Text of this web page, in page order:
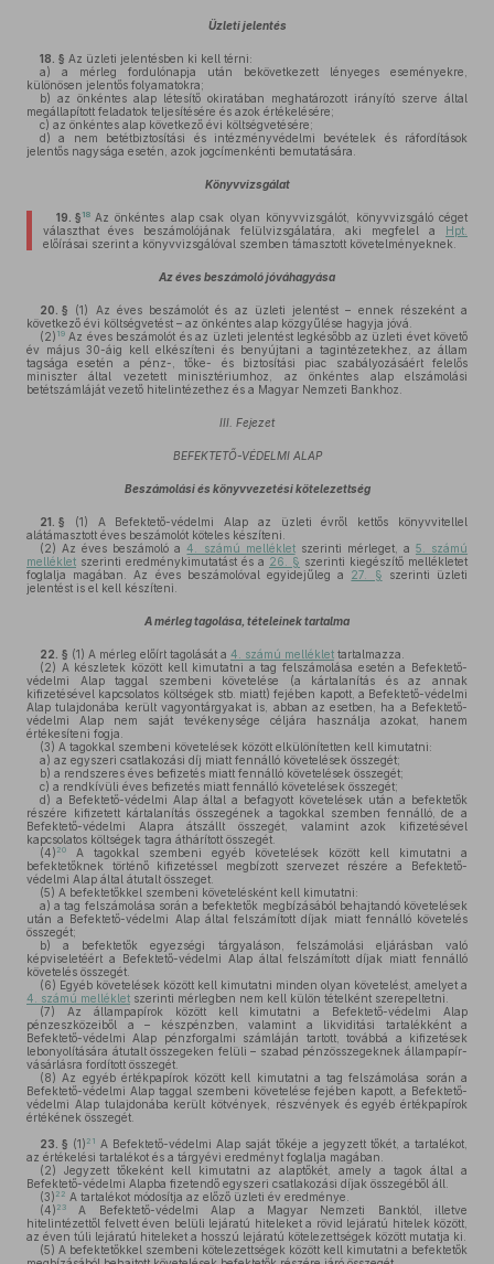
Üzleti jelentés
18. § Az üzleti jelentésben ki kell térni:
a) a mérleg fordulónapja után bekövetkezett lényeges eseményekre,
különösen jelentős folyamatokra;
b) az önkéntes alap létesítő okiratában meghatározott irányító szerve által
megállapított feladatok teljesítésére és azok értékelésére;
c) az önkéntes alap következő évi költségvetésére;
d) a nem betétbiztosítási és intézményvédelmi bevételek és ráfordítások
jelentős nagysága esetén, azok jogcímenkénti bemutatására.
Könyvvizsgálat
19. § 18 Az önkéntes alap csak olyan könyvvizsgálót, könyvvizsgáló céget
választhat éves beszámolójának felülvizsgálatára, aki megfelel a Hpt.
előírásai szerint a könyvvizsgálóval szemben támasztott követelményeknek.
Az éves beszámoló jóváhagyása
20. § (1)
Az éves beszámolót és az üzleti jelentést – ennek részeként a
következő évi költségvetést – az önkéntes alap közgyűlése hagyja jóvá.
(2) 19 Az éves beszámolót és az üzleti jelentést legkésőbb az üzleti évet követő
év május 30-áig kell elkészíteni és benyújtani a tagintézetekhez, az állam
tagsága esetén a pénz-, tőke- és biztosítási piac szabályozásáért felelős
miniszter által vezetett minisztériumhoz, az önkéntes alap elszámolási
betétszámláját vezető hitelintézethez és a Magyar Nemzeti Bankhoz.
III. Fejezet
BEFEKTETŐ-VÉDELMI ALAP
Beszámolási és könyvvezetési kötelezettség
21. § (1) A Befektető-védelmi Alap az üzleti évről kettős könyvvitellel
alátámasztott éves beszámolót köteles készíteni.
(2) Az éves beszámoló a4. számú mellékletszerinti mérleget, a 5. számú
melléklet szerinti eredménykimutatást és a 26. § szerinti kiegészítő mellékletet
foglalja magában. Az éves beszámolóval egyidejűleg a 27. § szerinti üzleti
jelentést is el kell készíteni.
A mérleg tagolása, tételeinek tartalma
22. § (1) A mérleg előírt tagolását a 4. számú melléklet tartalmazza.
(2) A készletek között kell kimutatni a tag felszámolása esetén a Befektető-
védelmi Alap taggal szembeni követelése (a kártalanítás és az annak
kifizetésével kapcsolatos költségek stb. miatt) fejében kapott, a Befektető-védelmi
Alap tulajdonába került vagyontárgyakat is, abban az esetben, ha a Befektető-
védelmi Alap nem saját tevékenysége céljára használja azokat, hanem
értékesíteni fogja.
(3) A tagokkal szembeni követelések között elkülönítetten kell kimutatni:
a) az egyszeri csatlakozási díj miatt fennálló követelések összegét;
b) a rendszeres éves befizetés miatt fennálló követelések összegét;
c) a rendkívüli éves befizetés miatt fennálló követelések összegét;
d) a Befektető-védelmi Alap által a befagyott követelések után a befektetők
részére kifizetett kártalanítás összegének a tagokkal szemben fennálló, de a
Befektető-védelmi Alapra átszállt összegét, valamint azok kifizetésével
kapcsolatos költségek tagra áthárított összegét.
(4) 20
A tagokkal szembeni egyéb követelések között kell kimutatni a
befektetőknek történő kifizetéssel megbízott szervezet részére a Befektető-
védelmi Alap által átutalt összeget.
(5) A befektetőkkel szembeni követelésként kell kimutatni:
a) a tag felszámolása során a befektetők megbízásából behajtandó követelések
után a Befektető-védelmi Alap által felszámított díjak miatt fennálló követelés
összegét;
b) a befektetők egyezségi tárgyaláson, felszámolási eljárásban való
képviseletéért a Befektető-védelmi Alap által felszámított díjak miatt fennálló
követelés összegét.
(6) Egyéb követelések között kell kimutatni minden olyan követelést, amelyet a
4. számú melléklet szerinti mérlegben nem kell külön tételként szerepeltetni.
(7) Az állampapírok között kell kimutatni a Befektető-védelmi Alap
pénzeszközeiből a – készpénzben, valamint a likviditási tartalékként a
Befektető-védelmi Alap pénzforgalmi számláján tartott, továbbá a kifizetések
lebonyolítására átutalt összegeken felüli – szabad pénzösszegeknek állampapír-
vásárlásra fordított összegét.
(8) Az egyéb értékpapírok között kell kimutatni a tag felszámolása során a
Befektető-védelmi Alap taggal szembeni követelése fejében kapott, a Befektető-
védelmi Alap tulajdonába került kötvények, részvények és egyéb értékpapírok
értékének összegét.
23. § (1) 21 A Befektető-védelmi Alap saját tőkéje a jegyzett tőkét, a tartalékot,
az értékelési tartalékot és a tárgyévi eredményt foglalja magában.
(2) Jegyzett tőkeként kell kimutatni az alaptőkét, amely a tagok által a
Befektető-védelmi Alapba fizetendő egyszeri csatlakozási díjak összegéből áll.
(3) 22 A tartalékot módosítja az előző üzleti év eredménye.
(4) 23
A Befektető-védelmi Alap a Magyar Nemzeti Banktól, illetve
hitelintézettől felvett éven belüli lejáratú hiteleket a rövid lejáratú hitelek között,
az éven túli lejáratú hiteleket a hosszú lejáratú kötelezettségek között mutatja ki.
(5) A befektetőkkel szembeni kötelezettségek között kell kimutatni a befektetők